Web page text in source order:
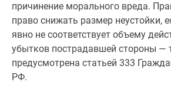
Эксперты
авторы
проекте
причинение морального вреда.
право снижать размер неустойки,
явно не соответствует объему
убытков пострадавшей стороны —
предусмотрена статьей 333
РФ.